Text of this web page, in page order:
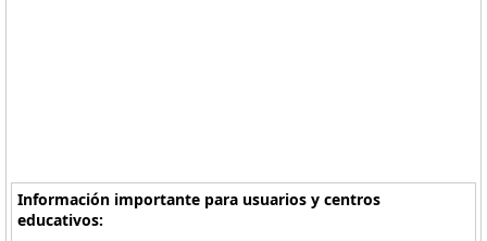
Información importante para usuarios y centros
educativos: